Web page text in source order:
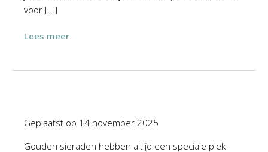
voor […]
Lees meer
Geplaatst op 14 november 2025
Gouden sieraden hebben altijd een speciale plek